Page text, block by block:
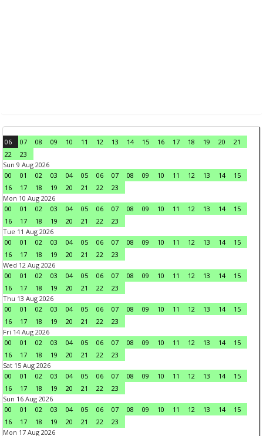
06 07 08 09 10 11 12 13 14 15 16 17 18 19 20
21
22
23
Sun 9 Aug 2026
00
01 02 03 04 05 06 07 08 09 10 11 12 13 14
15
16
17 18 19 20 21 22
23
Mon 10 Aug 2026
00
01 02 03 04 05 06 07 08 09 10 11 12 13 14
15
16
17 18 19 20 21 22
23
Tue 11 Aug 2026
00
01 02 03 04 05 06 07 08 09 10 11 12 13 14
15
16
17 18 19 20 21 22
23
Wed 12 Aug 2026
00
01 02 03 04 05 06 07 08 09 10 11 12 13 14
15
16
17 18 19 20 21 22
23
Thu 13 Aug 2026
00
01 02 03 04 05 06 07 08 09 10 11 12 13 14
15
16
17 18 19 20 21 22
23
Fri 14 Aug 2026
00
01 02 03 04 05 06 07 08 09 10 11 12 13 14
15
16
17 18 19 20 21 22
23
Sat 15 Aug 2026
00
01 02 03 04 05 06 07 08 09 10 11 12 13 14
15
16
17 18 19 20 21 22
23
Sun 16 Aug 2026
00
01 02 03 04 05 06 07 08 09 10 11 12 13 14
15
16
17 18 19 20 21 22
23
Mon 17 Aug 2026